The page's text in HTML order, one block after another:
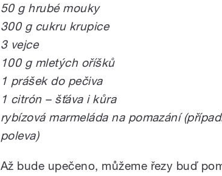
50 g hrubé mouky
300 g cukru krupice
3 vejce
100 g mletých oříšků
1 prášek do pečiva
1 citrón – šťáva i kůra
rybízová marmeláda na pomazání
poleva)
Až bude upečeno, můžeme řezy buď